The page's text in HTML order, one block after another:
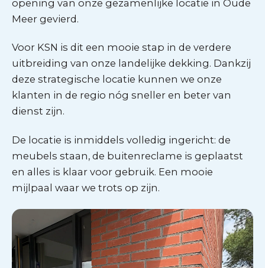
opening van onze gezamenlijke locatie in Oude
Meer gevierd.
Voor KSN is dit een mooie stap in de verdere
uitbreiding van onze landelijke dekking. Dankzij
deze strategische locatie kunnen we onze
klanten in de regio nóg sneller en beter van
dienst zijn.
De locatie is inmiddels volledig ingericht: de
meubels staan, de buitenreclame is geplaatst
en alles is klaar voor gebruik. Een mooie
mijlpaal waar we trots op zijn.